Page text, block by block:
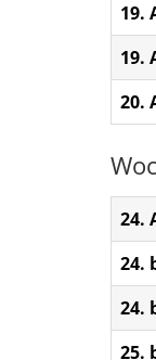
19.
19.
20.
24.
24.
24.
25.